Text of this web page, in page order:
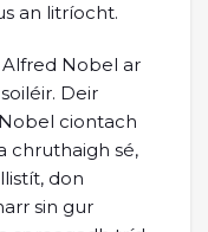
an litríocht.
Nobel ar
Deir
ciontach
chruthaigh sé,
don
sin gur